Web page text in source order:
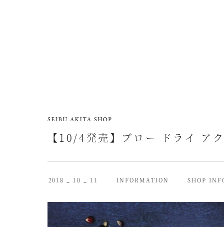
【10/4発売】ブロー ドライ ア
2018 _ 10 _ 11 INFORMATION SHOP